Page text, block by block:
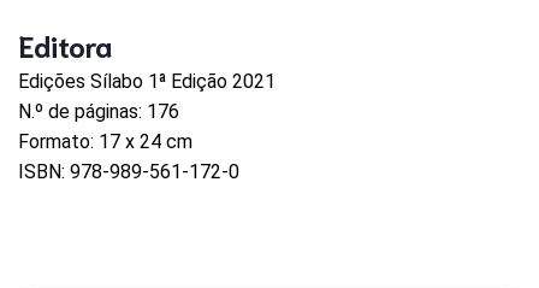
Editora
Edições Sílabo 1ª Edição 2021
N.º de páginas: 176
Formato: 17 x 24 cm
ISBN: 978-989-561-172-0